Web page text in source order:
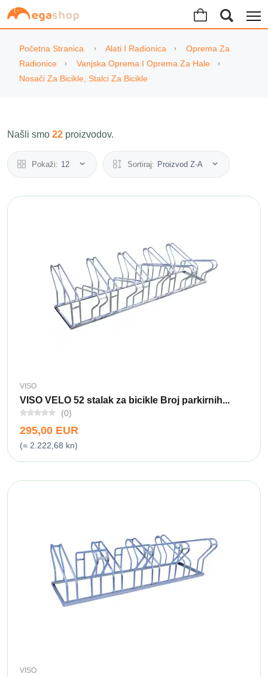
Početna Stranica Alati I Radionica
Oprema Za
Radionice
Vanjska Oprema I Oprema Za Hale
Nosači Za Bicikle, Stalci Za Bicikle
Našli smo 22 proizvodov.
Pokaži: 12 Sortiraj: Proizvod Z-A
VISO
VISO VELO 52 stalak za bicikle Broj parkirnih...
(0)
295,00 EUR
(= 2.222,68 kn)
VISO